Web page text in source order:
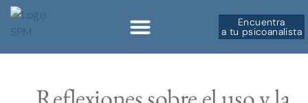
Encuentra
a tu psicoanalista